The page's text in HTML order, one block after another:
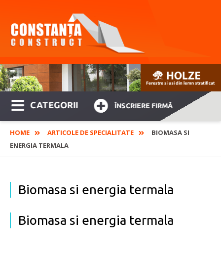
CATEGORII ÎNSCRIERE FIRMĂ
HOME ARTICOLE DE SPECIALITATE
BIOMASA SI
ENERGIA TERMALA
Biomasa si energia termala
Biomasa si energia termala